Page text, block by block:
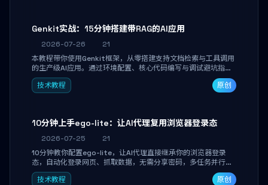
Genkit实战：15分钟搭建带RAG的AI应用
2026-07-26
21
本教程带你使用Genkit框架，从零搭建支持文档检索与工具调用
的生产级AI应用。通过环境配置、核心代码编写与调试避坑指
南，学完即可掌握多模型切换、RAG管道构建及函数调用注册，
独立开发高效AI智能体。
技术教程 原创
10分钟上手ego-lite：让AI代理复用浏览器登录态
2026-07-25
21
10分钟教你配置ego-lite，让AI代理直接继承你的浏览器登录
态，自动化登录网页、抓取数据，无需分享密码，多任务并行不
干扰日常使用。
技术教程
原创